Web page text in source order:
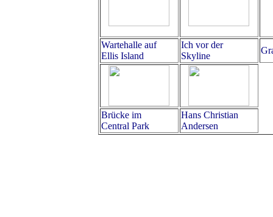
Wartehalle auf
Ellis Island
Ich vor der
Skyline
Brücke im
Central Park
Hans Christian
Andersen